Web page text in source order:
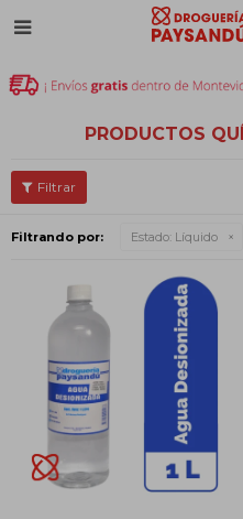

PRODUCTOS
Filtrando por: Estado: Líquido